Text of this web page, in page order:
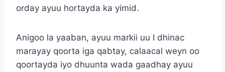
orday ayuu hortayda ka yimid.
Anigoo la yaaban, ayuu markii uu I dhinac
marayay qoorta iga qabtay, calaacal weyn oo
qoortayda iyo dhuunta wada gaadhay ayuu